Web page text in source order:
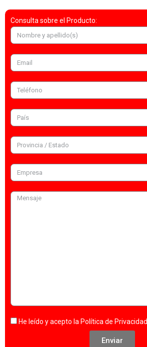
Consulta sobre el Producto:
He leído y acepto la Política de Privacidad
Enviar